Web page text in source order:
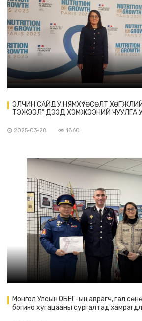
ЭЛЧИН САЙД У.НЯМХҮҮ “ӨСӨЛТ
ТЭЖЭЭЛ” ДЭЭД ХЭМЖЭЭНИЙ ЧУУЛГА
2025-03-28 1860
Монгол Улсын ОБЕГ-ын аврагч, гал
богино хугацааны сургалтад